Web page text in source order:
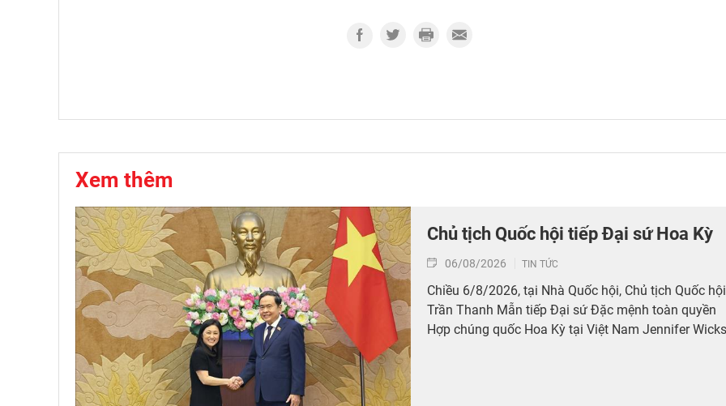
Xem thêm
Chủ tịch Quốc hội tiếp Đại sứ Hoa Kỳ
06/08/2026 TIN TỨC
Chiều 6/8/2026, tại Nhà Quốc hội, Chủ tịch Quốc hội
Trần Thanh Mẫn tiếp Đại sứ Đặc mệnh toàn quyền
Hợp chúng quốc Hoa Kỳ tại Việt Nam Jennifer